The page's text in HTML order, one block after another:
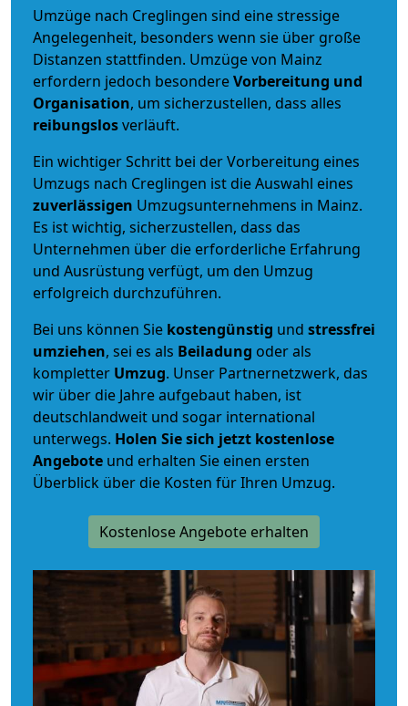
Umzüge nach Creglingen sind eine stressige
Angelegenheit, besonders wenn sie über große
Distanzen stattfinden. Umzüge von Mainz
erfordern jedoch besondereVorbereitung und
Organisation, um sicherzustellen, dass alles
reibungslosverläuft.
Ein wichtiger Schritt bei der Vorbereitung eines
Umzugs nach Creglingen ist die Auswahl eines
zuverlässigen Umzugsunternehmens in Mainz.
Es ist wichtig, sicherzustellen, dass das
Unternehmen über die erforderliche Erfahrung
und Ausrüstung verfügt, um den Umzug
erfolgreich durchzuführen.
Bei uns können Sie kostengünstig und stressfrei
umziehen, sei es als Beiladung oder als
kompletter Umzug. Unser Partnernetzwerk, das
wir über die Jahre aufgebaut haben, ist
deutschlandweit und sogar international
unterwegs. Holen Sie sich jetzt kostenlose
Angebote und erhalten Sie einen ersten
Überblick über die Kosten für Ihren Umzug.
Kostenlose Angebote erhalten